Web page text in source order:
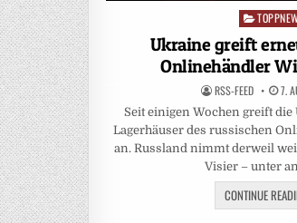
Posted
in
Ukraine greift
Onlinehändler
RSS-FEED 7.
Seit einigen Wochen greift
Lagerhäuser des russischen
an. Russland nimmt derweil
Visier – unter
CONTINUE